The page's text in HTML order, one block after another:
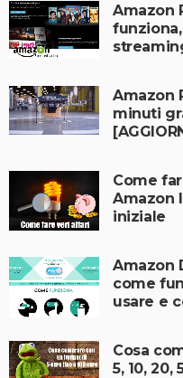
Amazon
Amazon
minuti
Come
Amazon
iniziale
Amazon
come
usare e
Cosa
5, 10,